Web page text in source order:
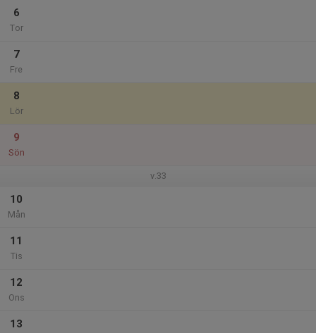
6
Tor
7
Fre
8
Lör
9
Sön
v.33
10
Mån
11
Tis
12
Ons
13